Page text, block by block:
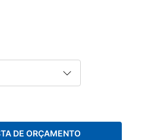
DE ORÇAMENTO